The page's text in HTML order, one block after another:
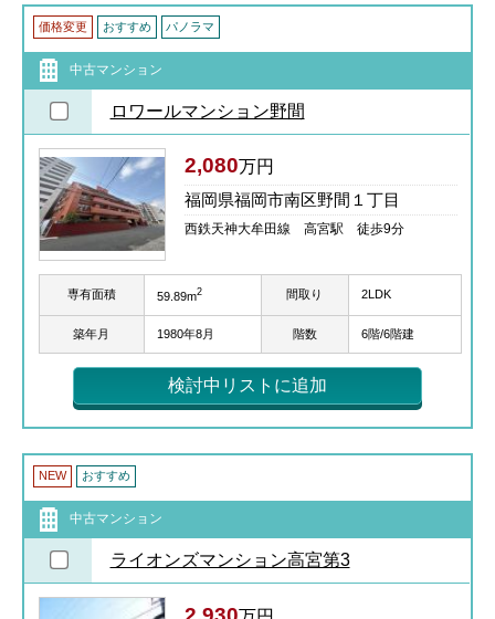
価格変更 おすすめ パノラマ
中古マンション
ロワールマンション野間
2,080万円
福岡県福岡市南区野間１丁目
西鉄天神大牟田線 高宮駅 徒歩9分
専有面積 59.89m2 間取り 2LDK
築年月 1980年8月 階数 6階/6階建
検討中リストに追加
NEW おすすめ
中古マンション
ライオンズマンション高宮第3